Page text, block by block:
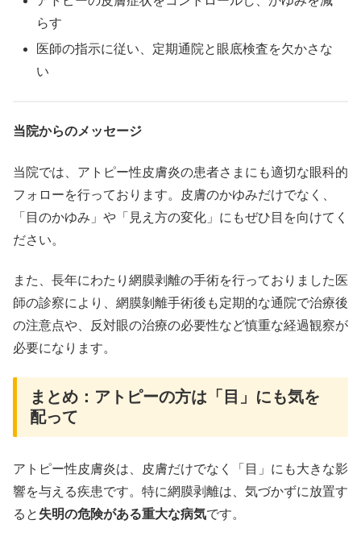
らす
医師の指示に従い、定期通院と眼底検査を欠かさな
い
当院からのメッセージ
当院では、アトピー性皮膚炎の患者さまにも適切な眼科的
フォローを行っております。皮膚のかゆみだけでなく、
「目のかゆみ」や「見え方の変化」にもぜひ目を向けてく
ださい。
また、長年にわたり網膜剥離の手術を行っておりました医
師の診察により、網膜剝離手術後も定期的な通院で治療後
の注意点や、反対眼の治療の必要性など慎重な経過観察が
必要になります。
まとめ：アトピーの方は「目」にも気を
配って
アトピー性皮膚炎は、皮膚だけでなく「目」にも大きな影
響を与える疾患です。特に網膜剥離は、気づかずに放置す
ると 失明の危険がある重大な病気です。